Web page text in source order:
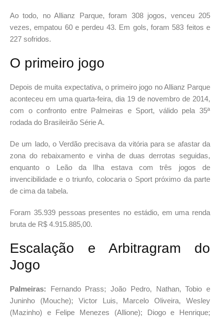
Ao todo, no Allianz Parque, foram 308 jogos, venceu 205
vezes, empatou 60 e perdeu 43. Em gols, foram 583 feitos e
227 sofridos.
O primeiro jogo
Depois de muita expectativa, o primeiro jogo no Allianz Parque
aconteceu em uma quarta-feira, dia 19 de novembro de 2014,
com o confronto entre Palmeiras e Sport, válido pela 35ª
rodada do Brasileirão Série A.
De um lado, o Verdão precisava da vitória para se afastar da
zona do rebaixamento e vinha de duas derrotas seguidas,
enquanto o Leão da Ilha estava com três jogos de
invencibilidade e o triunfo, colocaria o Sport próximo da parte
de cima da tabela.
Foram 35.939 pessoas presentes no estádio, em uma renda
bruta de R$ 4.915.885,00.
Escalação e Arbitragram do
Jogo
Palmeiras: Fernando Prass; João Pedro, Nathan, Tobio e
Juninho (Mouche); Victor Luis, Marcelo Oliveira, Wesley
(Mazinho) e Felipe Menezes (Allione); Diogo e Henrique;